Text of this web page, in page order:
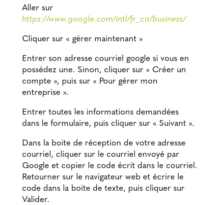
Aller sur
https://www.google.com/intl/fr_ca/business/
Cliquer sur « gérer maintenant »
Entrer son adresse courriel google si vous en
possédez une. Sinon, cliquer sur « Créer un
compte », puis sur « Pour gérer mon
entreprise ».
Entrer toutes les informations demandées
dans le formulaire, puis cliquer sur « Suivant ».
Dans la boite de réception de votre adresse
courriel, cliquer sur le courriel envoyé par
Google et copier le code écrit dans le courriel.
Retourner sur le navigateur web et écrire le
code dans la boite de texte, puis cliquer sur
Valider.